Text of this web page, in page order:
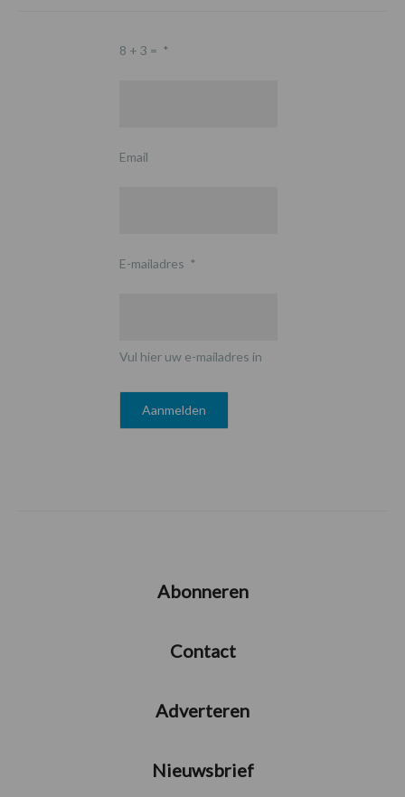
8 + 3 = *
Email
E-mailadres *
Vul hier uw e-mailadres in
Abonneren
Contact
Adverteren
Nieuwsbrief